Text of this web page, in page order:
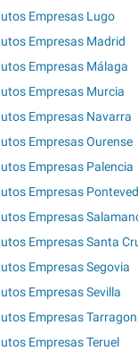
Empresas Lugo
Empresas Madrid
Empresas Málaga
Empresas Murcia
Empresas Navarra
Empresas Ourense
Empresas Palencia
Empresas
Empresas
Empresas Santa
Empresas Segovia
Empresas Sevilla
Empresas
Empresas Teruel